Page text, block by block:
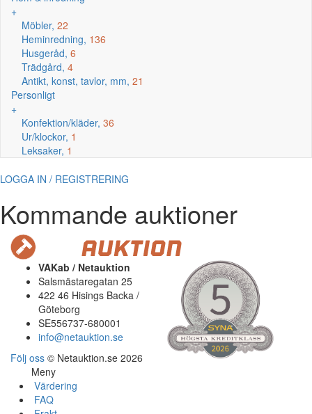
+
Möbler, 22
Heminredning, 136
Husgeråd, 6
Trädgård, 4
Antikt, konst, tavlor, mm, 21
Personligt
+
Konfektion/kläder, 36
Ur/klockor, 1
Leksaker, 1
LOGGA IN / REGISTRERING
Kommande auktioner
VAKab / Netauktion
Salsmästaregatan 25
422 46 Hisings Backa /
Göteborg
SE556737-680001
info@netauktion.se
Följ oss © Netauktion.se 2026
Meny
Värdering
FAQ